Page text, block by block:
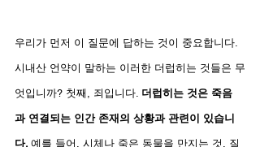
우리가 먼저 이 질문에 답하는 것이 중요합니다.
시내산 언약이 말하는 이러한 더럽히는 것들은 무
엇입니까? 첫째, 죄입니다. 더럽히는 것은 죽음
과 연결되는 인간 존재의 상황과 관련이 있습니
다. 예를 들어, 시체나 죽은 동물을 만지는 것, 질